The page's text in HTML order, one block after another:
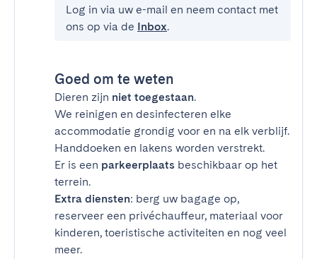
Log in via uw e-mail en neem contact met
ons op via de Inbox.
Goed om te weten
Dieren zijn niet toegestaan.
We reinigen en desinfecteren elke
accommodatie grondig voor en na elk verblijf.
Handdoeken en lakens worden verstrekt.
Er is een parkeerplaats beschikbaar op het
terrein.
Extra diensten: berg uw bagage op,
reserveer een privéchauffeur, materiaal voor
kinderen, toeristische activiteiten en nog veel
meer.